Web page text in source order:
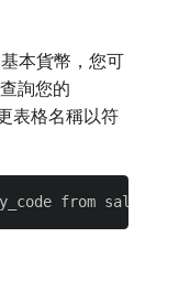
本貨幣，您可
詢您的
表格名稱以符